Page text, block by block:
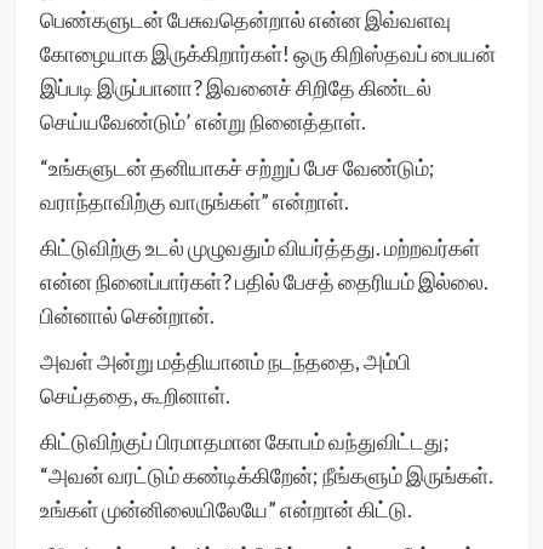
பெண்களுடன் பேசுவதென்றால் என்ன இவ்வளவு
கோழையாக இருக்கிறார்கள்! ஒரு கிறிஸ்தவப் பையன்
இப்படி இருப்பானா? இவனைச் சிறிதே கிண்டல்
செய்யவேண்டும்’ என்று நினைத்தாள்.
“உங்களுடன் தனியாகச் சற்றுப் பேச வேண்டும்;
வராந்தாவிற்கு வாருங்கள்” என்றாள்.
கிட்டுவிற்கு உடல் முழுவதும் வியர்த்தது. மற்றவர்கள்
என்ன நினைப்பார்கள்? பதில் பேசத் தைரியம் இல்லை.
பின்னால் சென்றான்.
அவள் அன்று மத்தியானம் நடந்ததை, அம்பி
செய்ததை, கூறினாள்.
கிட்டுவிற்குப் பிரமாதமான கோபம் வந்துவிட்டது;
“அவன் வரட்டும் கண்டிக்கிறேன்; நீங்களும் இருங்கள்.
உங்கள் முன்னிலையிலேயே” என்றான் கிட்டு.